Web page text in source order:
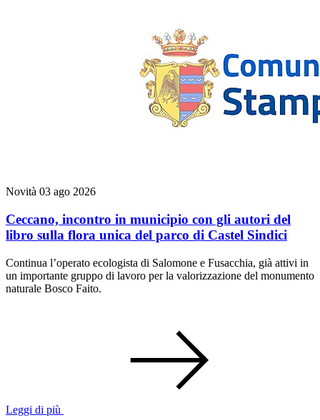
Novità 03 ago 2026
Ceccano, incontro in municipio con gli autori del
libro sulla flora unica del parco di Castel Sindici
Continua l’operato ecologista di Salomone e Fusacchia, già attivi in
un importante gruppo di lavoro per la valorizzazione del monumento
naturale Bosco Faito.
Leggi di più